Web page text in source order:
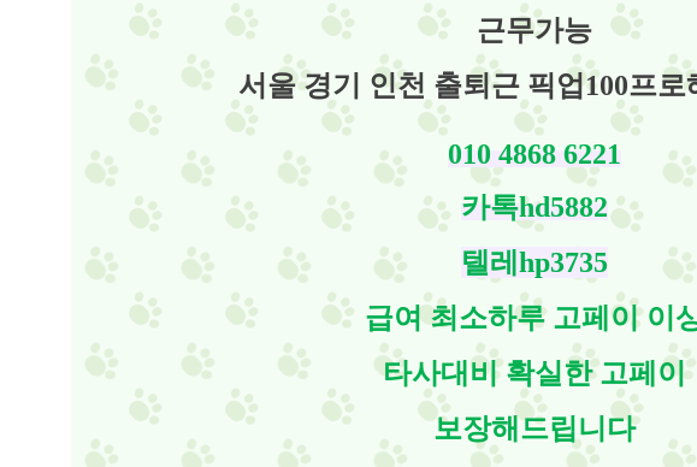
근무가능
서울 경기 인천 출퇴근 픽업100프
010 4868 6221
카톡hd5882
텔레hp3735
급여 최소하루 고페이 이
타사대비 확실한 고페이
보장해드립니다